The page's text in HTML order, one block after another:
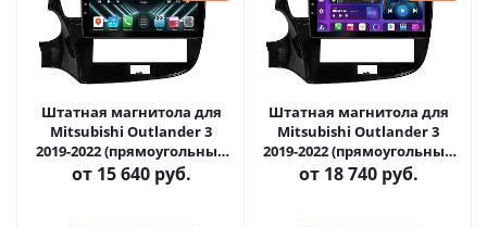
Штатная магнитола для
Mitsubishi Outlander 3
2019-2022 (прямоугольный
климат) 3 2019-2022
(прямоугольный климат)
от 15 640 руб.
Штатная магнитола для
Mitsubishi Outlander 3
2019-2022 (прямоугольный
климат) на Android 13,
QLED/2K, 4G - FarCar S500
от 18 740 руб.